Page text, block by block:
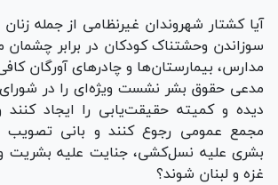
آیا کشتار شهروندان غیرنظامی از جمله
سوزاندن وحشتناک کودکان در برابر چشمان
مدارس، بیمارستان‌ها و چادر‌های آورگان
مدعی حقوق بشر نشست ویژه‌ای را در
دیده و کمیته حقیقت‌یابی را ایجاد
مجمع عمومی رجوع کنند و بانی تصویب
بشری علیه نسل‌کشی، جنایت علیه بشریت
غزه و لبنان شوند؟